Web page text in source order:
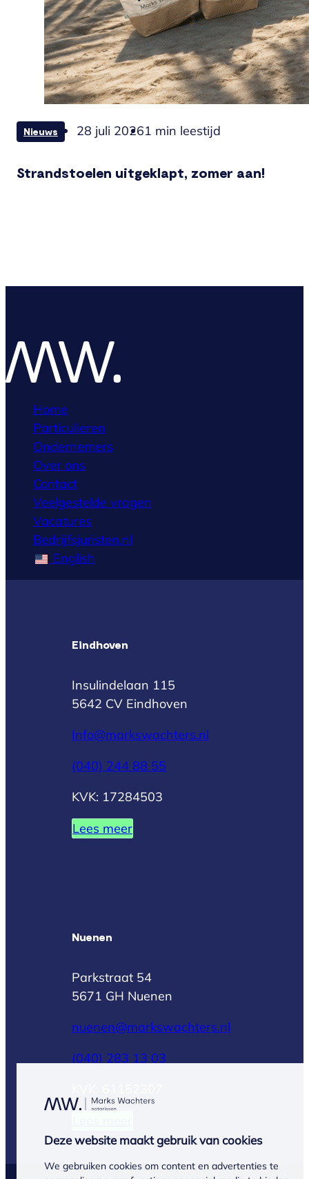
Deze website maakt gebruik van cookies
We gebruiken cookies om content en advertenties te
Nieuws 28 juli 20261 min leestijd
Strandstoelen uitgeklapt, zomer aan!
Home
Particulieren
Ondernemers
Over ons
Contact
Veelgestelde vragen
Vacatures
Bedrijfsjuristen.nl
English
Eindhoven
Insulindelaan 115
5642 CV Eindhoven
Info@markswachters.nl
(040) 244 88 55
KVK: 17284503
Lees meer
Nuenen
Parkstraat 54
5671 GH Nuenen
nuenen@markswachters.nl
(040) 283 13 03